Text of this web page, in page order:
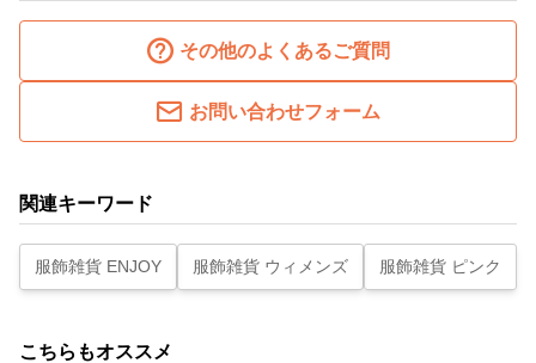
その他のよくあるご質問
お問い合わせフォーム
関連キーワード
服飾雑貨 ENJOY 服飾雑貨 ウィメンズ 服飾雑貨 ピンク
こちらもオススメ